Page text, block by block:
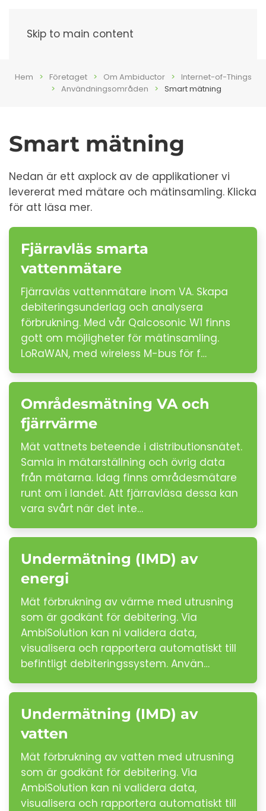
Skip to main content
Hem Företaget Om Ambiductor
Internet-of-Things
Användningsområden
Smart mätning
Smart mätning
Nedan är ett axplock av de applikationer vi
levererat med mätare och mätinsamling. Klicka
för att läsa mer.
Fjärravläs smarta
vattenmätare
Fjärravläs vattenmätare inom VA. Skapa
debiteringsunderlag och analysera
förbrukning. Med vår Qalcosonic W1 finns
gott om möjligheter för mätinsamling.
LoRaWAN, med wireless M-bus för f…
Områdesmätning VA och
fjärrvärme
Mät vattnets beteende i distributionsnätet.
Samla in mätarställning och övrig data
från mätarna. Idag finns områdesmätare
runt om i landet. Att fjärravläsa dessa kan
vara svårt när det inte…
Undermätning (IMD) av
energi
Mät förbrukning av värme med utrusning
som är godkänt för debitering. Via
AmbiSolution kan ni validera data,
visualisera och rapportera automatiskt till
befintligt debiteringssystem. Använ…
Undermätning (IMD) av
vatten
Mät förbrukning av vatten med utrusning
som är godkänt för debitering. Via
AmbiSolution kan ni validera data,
visualisera och rapportera automatiskt till